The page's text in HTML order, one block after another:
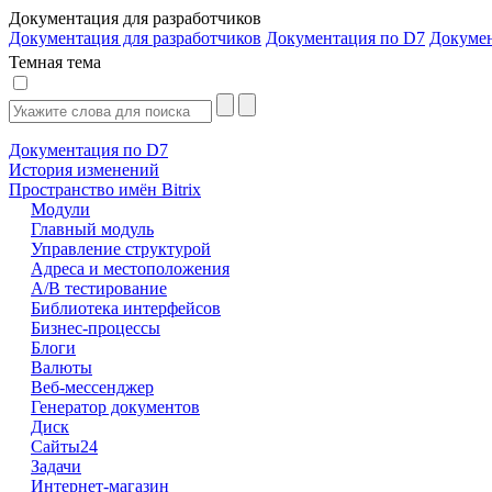
Документация для разработчиков
Документация для разработчиков Документация по D7
Темная тема
Документация по D7
История изменений
Пространство имён Bitrix
Модули
Главный модуль
Управление структурой
Адреса и местоположения
А/В тестирование
Библиотека интерфейсов
Бизнес-процессы
Блоги
Валюты
Веб-мессенджер
Генератор документов
Диск
Сайты24
Задачи
Интернет-магазин